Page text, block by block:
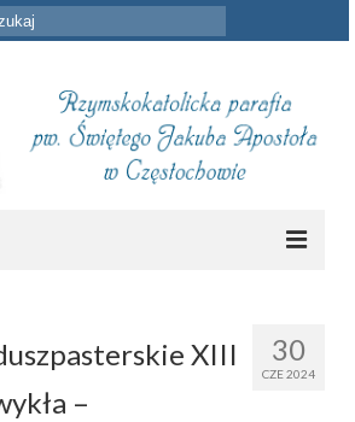
duszpasterskie
30
CZE 2024
XIII
–